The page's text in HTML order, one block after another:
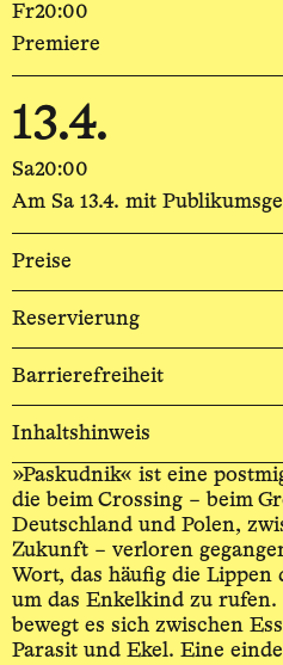
Fr20:00
Premiere
13.4.
Sa20:00
Am Sa 13.4. mit
Preise
Reservierung
Barrierefreiheit
Inhaltshinweis
»Paskudnik« ist eine
die beim Crossing – beim
Deutsch­land und Polen,
Zukunft – verloren
Wort, das häufig die Lippen
um das Enkelkind zu
bewegt es sich zwischen
Parasit und Ekel. Eine